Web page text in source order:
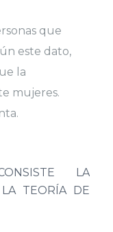
que
este dato,
la
mujeres.
LA
LA TEORÍA DE